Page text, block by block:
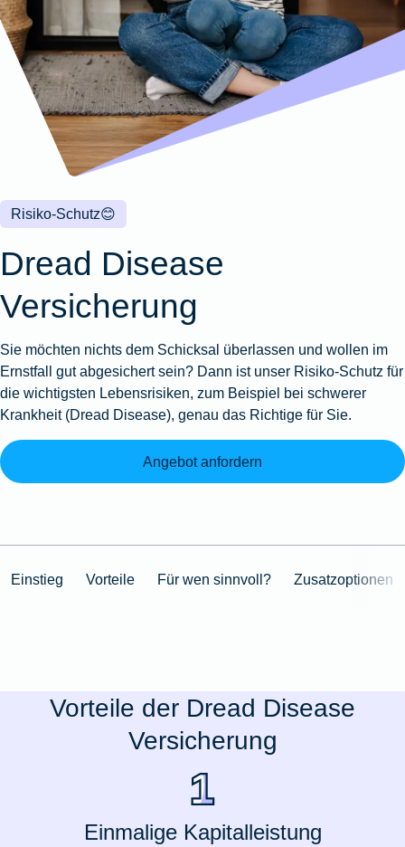
Wohnungsschutzbrief
Zur
Produktübersicht
Gewässerschadenhaftpflicht
Zur
Produktübersicht
Zur
Produktübersicht
Reisehaftpflichtversicherung
Reiserücktrittsversicherung
Zur
Produktübersicht
Produktübersicht
Produktübersicht
Produktübersicht
Montageversicherung
Zur
Produktübersicht
Gruppenunfall für
Betriebe
Gruppenunfall für
Vereine
Produktübersicht
Kunstversicherung
Ausstellungsversicherung
Valorenversicherung
Oldtimersammlungsversicherung
Zur
😊
Risiko-Schutz
Dread Disease
Versicherung
Sie möchten nichts dem Schicksal überlassen und wollen im
Ernstfall gut abgesichert sein? Dann ist unser Risiko-Schutz für
die wichtigsten Lebensrisiken, zum Beispiel bei schwerer
Krankheit (Dread Disease), genau das Richtige für Sie.
Angebot anfordern
Einstieg Vorteile Für wen sinnvoll? Zusatzoptionen
Vorteile der Dread Disease
Versicherung
Einmalige Kapitalleistung